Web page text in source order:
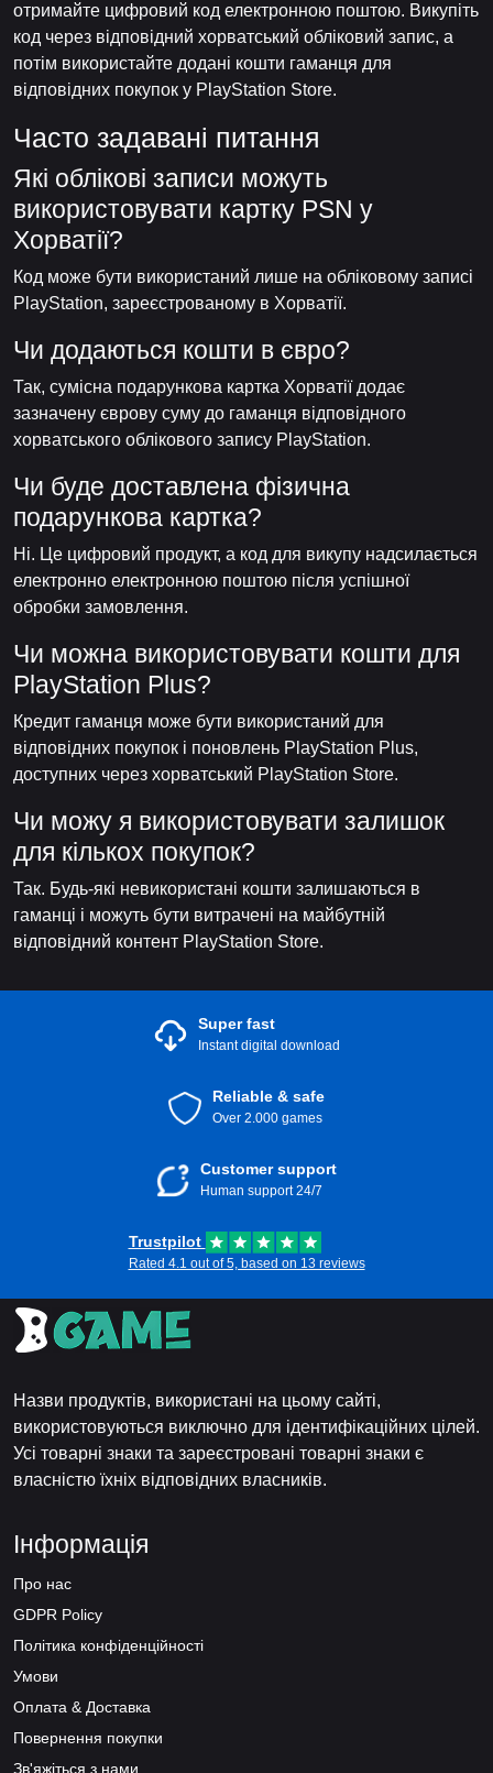
отримайте цифровий код електронною поштою. Викупіть
код через відповідний хорватський обліковий запис, а
потім використайте додані кошти гаманця для
відповідних покупок у PlayStation Store.
Часто задавані питання
Які облікові записи можуть
використовувати картку PSN у
Хорватії?
Код може бути використаний лише на обліковому записі
PlayStation, зареєстрованому в Хорватії.
Чи додаються кошти в євро?
Так, сумісна подарункова картка Хорватії додає
зазначену єврову суму до гаманця відповідного
хорватського облікового запису PlayStation.
Чи буде доставлена фізична
подарункова картка?
Ні. Це цифровий продукт, а код для викупу надсилається
електронно електронною поштою після успішної
обробки замовлення.
Чи можна використовувати кошти для
PlayStation Plus?
Кредит гаманця може бути використаний для
відповідних покупок і поновлень PlayStation Plus,
доступних через хорватський PlayStation Store.
Чи можу я використовувати залишок
для кількох покупок?
Так. Будь-які невикористані кошти залишаються в
гаманці і можуть бути витрачені на майбутній
відповідний контент PlayStation Store.
Super fast
Instant digital download
Reliable & safe
Over 2.000 games
Customer support
Human support 24/7
Trustpilot
Rated 4.1 out of 5, based on 13 reviews
Назви продуктів, використані на цьому сайті,
використовуються виключно для ідентифікаційних цілей.
Усі товарні знаки та зареєстровані товарні знаки є
власністю їхніх відповідних власників.
Інформація
Про нас
GDPR Policy
Політика конфіденційності
Умови
Оплата & Доставка
Повернення покупки
Зв'яжіться з нами